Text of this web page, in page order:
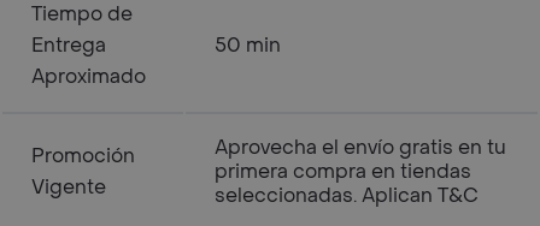
Tiempo de
Entrega
Aproximado
50 min
Promoción
Vigente
Aprovecha el envío gratis en tu
primera compra en tiendas
seleccionadas. Aplican T&C